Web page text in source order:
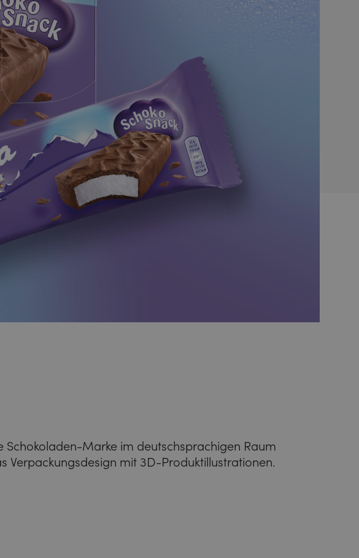
Schokoladen-Marke im deutschsprachigen Raum
Verpackungsdesign mit 3D-Produktillustrationen.